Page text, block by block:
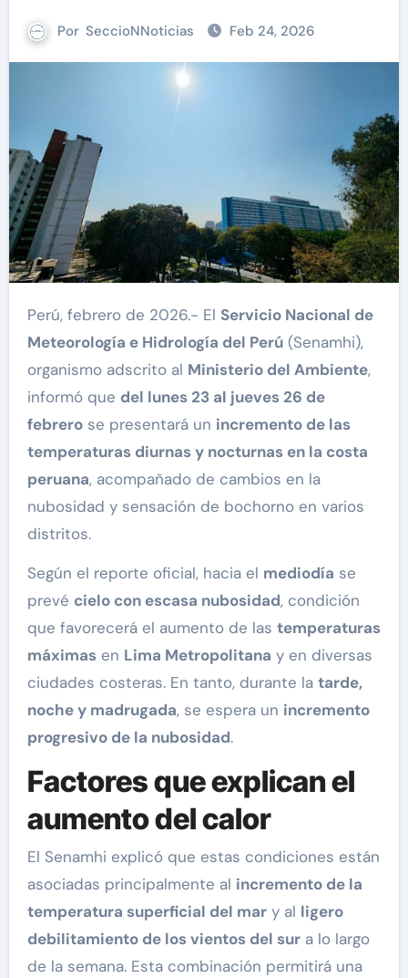
Por SeccioNNoticias Feb 24, 2026
Perú, febrero de 2026.- El Servicio Nacional de
Meteorología e Hidrología del Perú(Senamhi),
organismo adscrito al Ministerio del Ambiente,
informó que del lunes 23 al jueves 26 de
febrerose presentará un incremento de las
temperaturas diurnas y nocturnas en la costa
peruana, acompañado de cambios en la
nubosidad y sensación de bochorno en varios
distritos.
Según el reporte oficial, hacia el mediodía se
prevé cielo con escasa nubosidad, condición
que favorecerá el aumento de las temperaturas
máximasen Lima Metropolitana y en diversas
ciudades costeras. En tanto, durante la tarde,
noche y madrugada, se espera un incremento
progresivo de la nubosidad.
Factores que explican el
aumento del calor
El Senamhi explicó que estas condiciones están
asociadas principalmente al incremento de la
temperatura superficial del mary al ligero
debilitamiento de los vientos del sura lo largo
de la semana. Esta combinación permitirá una